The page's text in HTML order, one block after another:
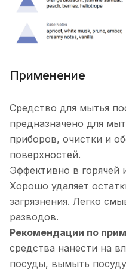
Применение
Средство для мытья
предназначено для
приборов, очистки и
поверхностей.
Эффективно в горячей
Хорошо удаляет
загрязнения. Легко
разводов.
Рекомендации по
средства нанести на
посуды, вымыть